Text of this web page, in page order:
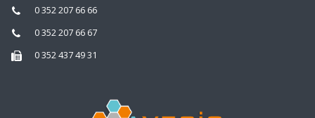
0 352 207 66 66
0 352 207 66 67
0 352 437 49 31